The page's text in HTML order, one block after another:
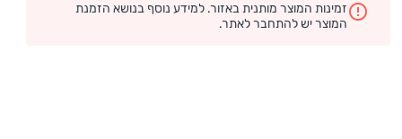
זמינות המוצר מותנית באזור. למידע נוסף בנושא הזמנת
המוצר יש להתחבר לאתר.